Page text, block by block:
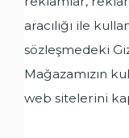
aracılığı ile
sözleşmedeki
Mağazamızın
web sitelerini